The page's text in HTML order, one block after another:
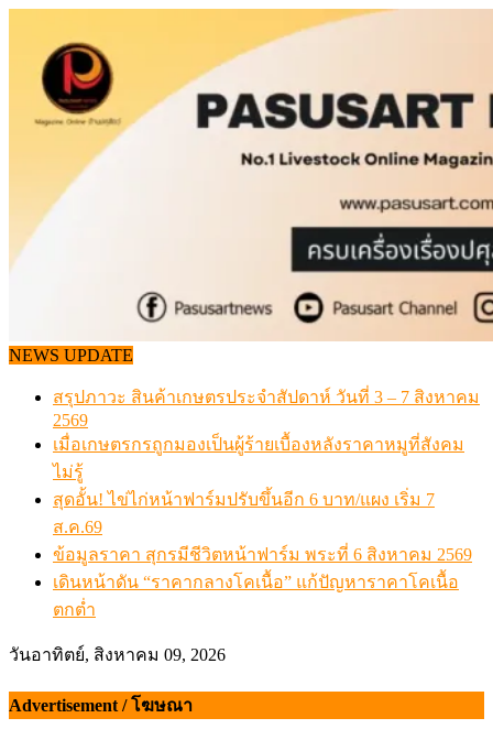
content
NEWS UPDATE
สรุปภาวะ สินค้าเกษตรประจำสัปดาห์ วันที่ 3 – 7 สิงหาคม
2569
เมื่อเกษตรกรถูกมองเป็นผู้ร้ายเบื้องหลังราคาหมูที่สังคม
ไม่รู้
สุดอั้น! ไข่ไก่หน้าฟาร์มปรับขึ้นอีก 6 บาท/แผง เริ่ม 7
ส.ค.69
ข้อมูลราคา สุกรมีชีวิตหน้าฟาร์ม พระที่ 6 สิงหาคม 2569
เดินหน้าดัน “ราคากลางโคเนื้อ” แก้ปัญหาราคาโคเนื้อ
ตกต่ำ
วันอาทิตย์, สิงหาคม 09, 2026
Advertisement / โฆษณา